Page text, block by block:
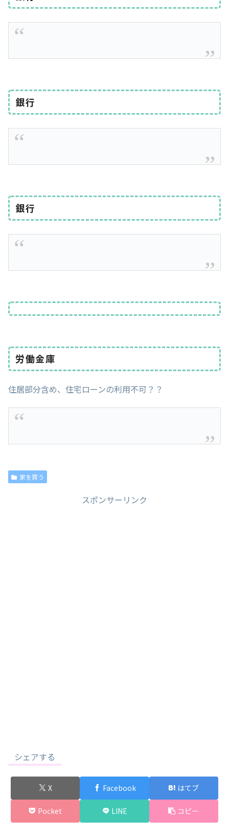
銀行
銀行
労働金庫
住居部分含め、住宅ローンの利用不可？？
家を買う
スポンサーリンク
シェアする
X Facebook はてブ
Pocket LINE コピー